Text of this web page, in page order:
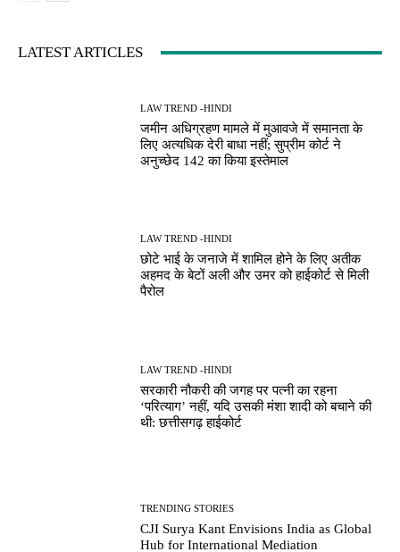
LATEST ARTICLES
LAW TREND -HINDI
जमीन अधिग्रहण मामले में मुआवजे में समानता के
लिए अत्यधिक देरी बाधा नहीं; सुप्रीम कोर्ट ने
अनुच्छेद 142 का किया इस्तेमाल
LAW TREND -HINDI
छोटे भाई के जनाजे में शामिल होने के लिए अतीक
अहमद के बेटों अली और उमर को हाईकोर्ट से मिली
पैरोल
LAW TREND -HINDI
सरकारी नौकरी की जगह पर पत्नी का रहना
‘परित्याग’ नहीं, यदि उसकी मंशा शादी को बचाने की
थी: छत्तीसगढ़ हाईकोर्ट
TRENDING STORIES
CJI Surya Kant Envisions India as Global
Hub for International Mediation